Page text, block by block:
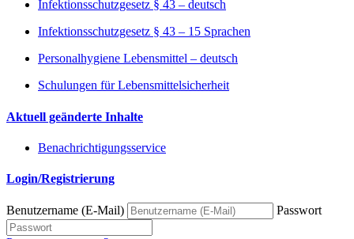
Infektionsschutzgesetz § 43 – deutsch
Infektionsschutzgesetz § 43 – 15 Sprachen
Personalhygiene Lebensmittel – deutsch
Schulungen für Lebensmittelsicherheit
Aktuell geänderte Inhalte
Benachrichtigungsservice
Login/Registrierung
Benutzername (E-Mail) Passwort